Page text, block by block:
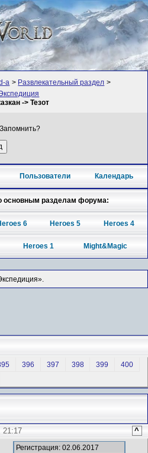
а > Развлекательный раздел >
-> Тезот
Запомнить?
Пользователи Календарь
основным разделам форума:
6 Heroes 5 Heroes 4
Heroes 1 Might&Magic
396 397 398 399
400
21:17 ^
Регистрация: 02.06.2017